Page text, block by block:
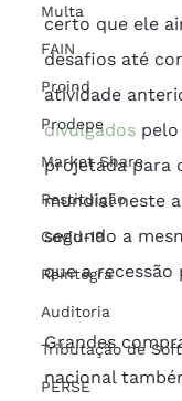
Multa
FAIN
Proind
Prodepe
Market Share
Restituição
Covid-19
Reintegra
Auditoria
Tributação de
PERSE
certo que ele
desafios até
atividade
divulgados
projetada para
mundial neste
segundo a
que a recessão
Grandes
nacional